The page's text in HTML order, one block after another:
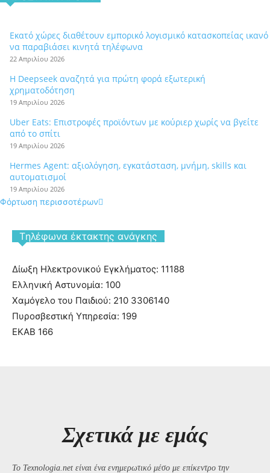
Εκατό χώρες διαθέτουν εμπορικό λογισμικό κατασκοπείας ικανό
να παραβιάσει κινητά τηλέφωνα
22 Απριλίου 2026
Η Deepseek αναζητά για πρώτη φορά εξωτερική
χρηματοδότηση
19 Απριλίου 2026
Uber Eats: Επιστροφές προϊόντων με κούριερ χωρίς να βγείτε
από το σπίτι
19 Απριλίου 2026
Hermes Agent: αξιολόγηση, εγκατάσταση, μνήμη, skills και
αυτοματισμοί
19 Απριλίου 2026
Φόρτωση περισσοτέρων
Tηλέφωνα έκτακτης ανάγκης
Δίωξη Ηλεκτρονικού Εγκλήματος: 11188
Ελληνική Αστυνομία: 100
Χαμόγελο του Παιδιού: 210 3306140
Πυροσβεστική Υπηρεσία: 199
ΕΚΑΒ 166
Σχετικά με εμάς
Το Texnologia.net είναι ένα ενημερωτικό μέσο με επίκεντρο την